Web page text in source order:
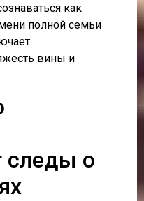
как
полной семьи
вины и
следы о